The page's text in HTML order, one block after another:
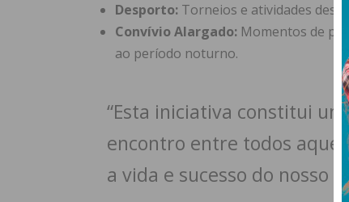
Desporto: Torneios e atividades
Convívio Alargado: Momentos de
ao período noturno.
“Esta iniciativa constitui
encontro entre todos
a vida e sucesso do nosso